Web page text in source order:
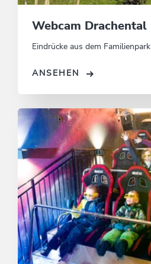
Webcam Drachental
Eindrücke aus dem Familienpark
ANSEHEN